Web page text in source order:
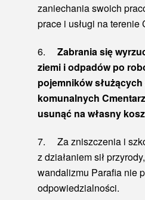
zaniechania swoich
prace i usługi na terenie
6.Zabrania się
ziemi i odpadów po
pojemników
komunalnych
usunąć na własny
7. Za zniszczenia i
z działaniem sił
wandalizmu Parafia nie
odpowiedzialności.